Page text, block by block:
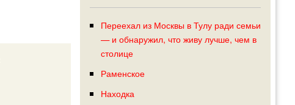
Переехал из Москвы в Тулу ради семьи
— и обнаружил, что живу лучше, чем в
столице
Раменское
Находка